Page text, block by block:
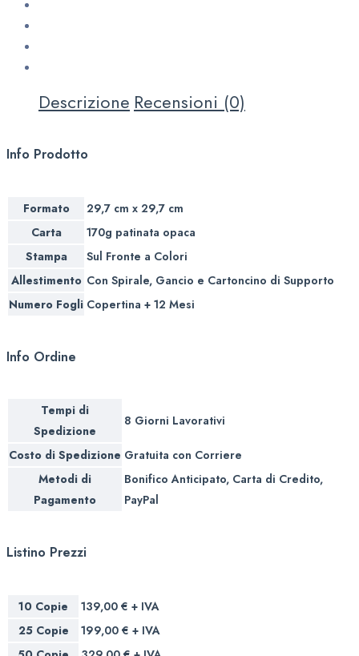
Descrizione Recensioni (0)
Info Prodotto
Formato
29,7 cm x 29,7 cm
Carta
170g patinata opaca
Stampa
Sul Fronte a Colori
Allestimento Con Spirale, Gancio e Cartoncino di Supporto
Numero Fogli Copertina + 12 Mesi
Info Ordine
Tempi di
Spedizione
8 Giorni Lavorativi
Costo di Spedizione Gratuita con Corriere
Metodi di
Pagamento
Bonifico Anticipato, Carta di Credito,
PayPal
Listino Prezzi
10 Copie
139,00 € + IVA
25 Copie
199,00 € + IVA